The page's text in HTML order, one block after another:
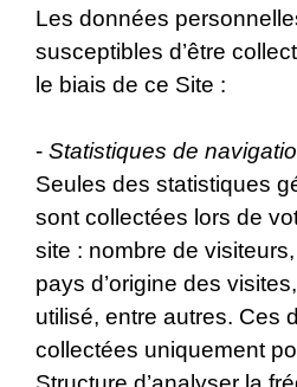
Les données
susceptibles d’être
le biais de ce Site :
- Statistiques de
Seules des statistiques
sont collectées lors de
site : nombre de
pays d’origine des
utilisé, entre autres. Ces
collectées uniquement